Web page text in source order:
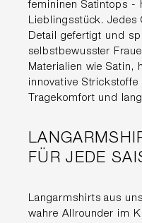
femininen Satintops -
Lieblingsstück.
Detail gefertigt und
selbstbewusster
Materialien wie Satin,
innovative
Tragekomfort und
FÜR JEDE
Langarmshirts aus
wahre Allrounder im